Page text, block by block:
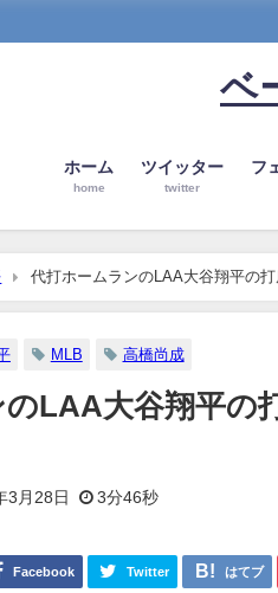
ベ
ホーム
home
ツイッター
twitter
フ
代打ホームランのLAA大谷翔平の
MLB 高橋尚成
LAA大谷翔平の
3月28日 3分46秒
Facebook Twitter はてブ